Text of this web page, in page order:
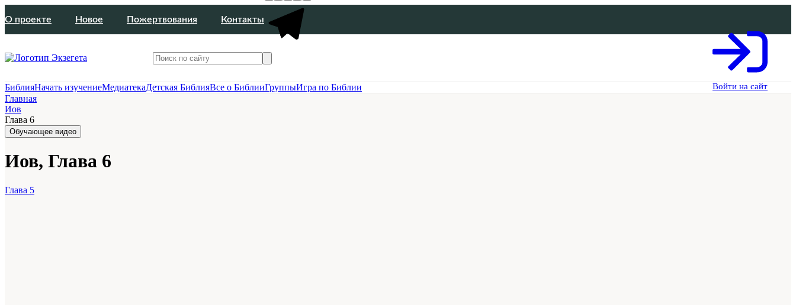
О проекте Новое Пожертвования Контакты
Войти на сайт
БиблияНачать изучениеМедиатекаДетская БиблияВсе о БиблииГруппыИгра по Библии
Главная
Иов
Глава 6
Обучающее видео
Иов, Глава 6
Глава 5